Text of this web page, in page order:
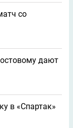
со
дают
в «Спартак»